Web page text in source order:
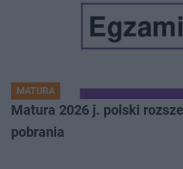
MATURA
Matura 2026 j. polski
pobrania